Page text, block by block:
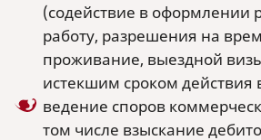
(содействие в оформлении
работу, разрешения на
проживание, выездной
истекшим сроком действия
ведение споров
том числе взыскание